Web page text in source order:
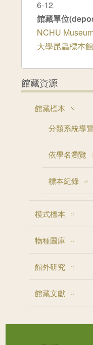
6-12
館藏單位
NCHU
大學昆蟲標本
館藏資源
館藏標本
分類系統導覽
依學名瀏覽
標本紀錄
模式標本
物種圖庫
館外研究
館藏文獻